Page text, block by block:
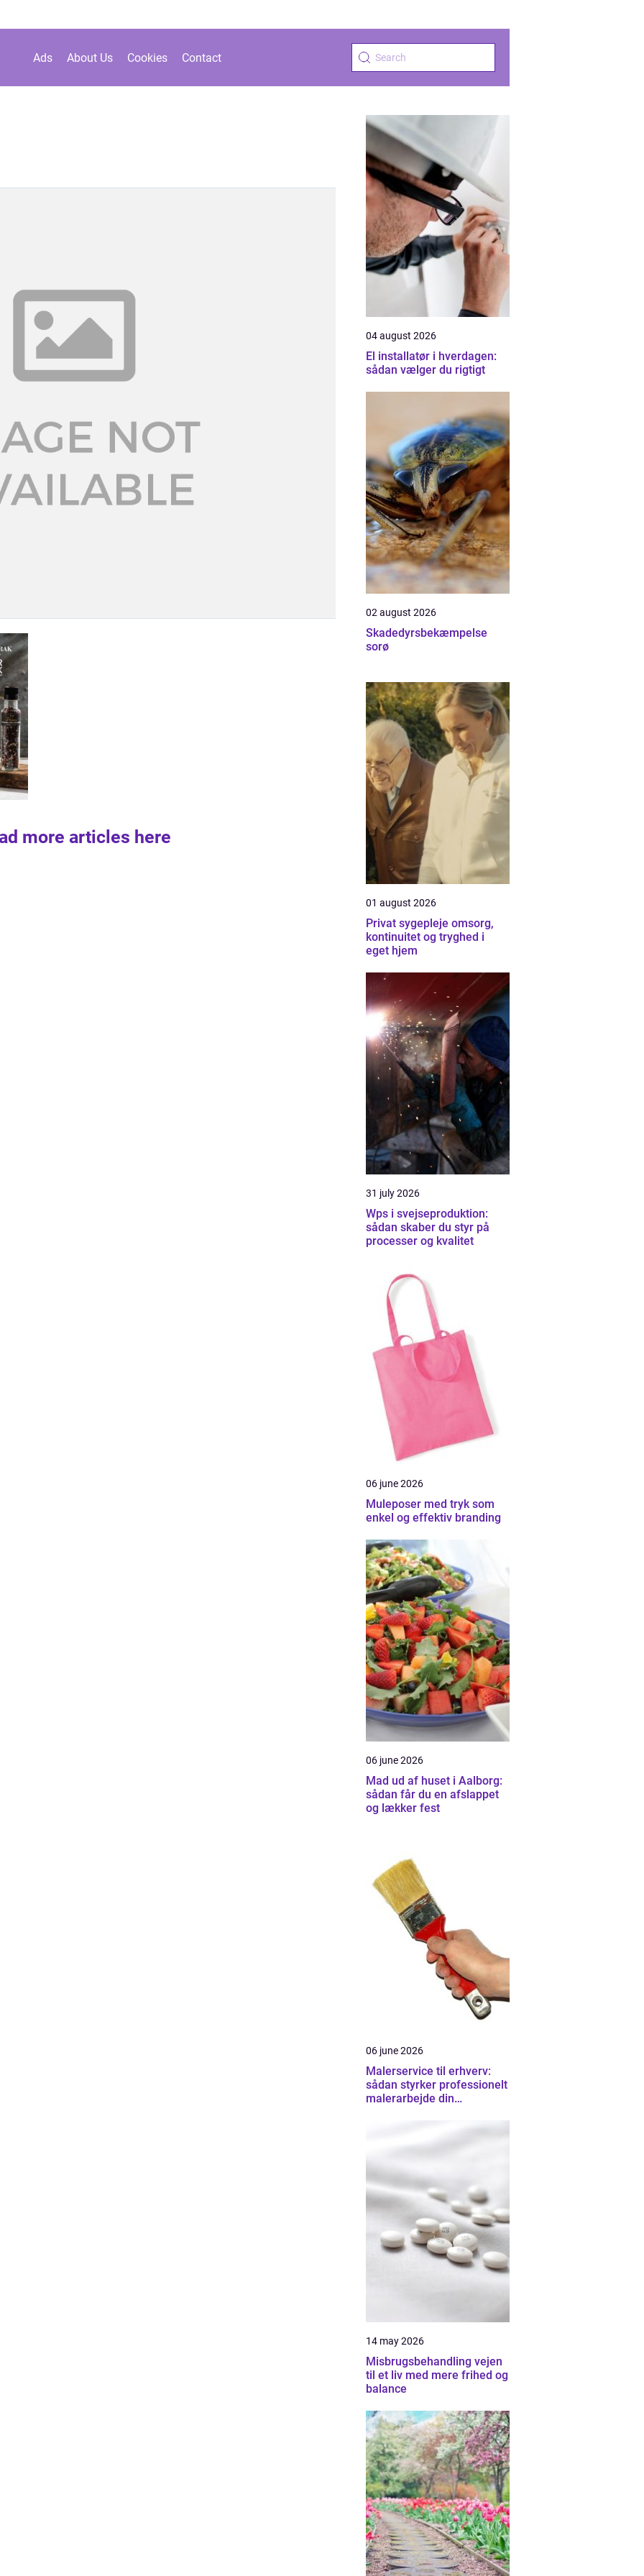
Ads About Us Cookies Contact
more articles here
04 august 2026
El installatør i hverdagen:
sådan vælger du rigtigt
02 august 2026
Skadedyrsbekæmpelse
sorø
01 august 2026
Privat sygepleje omsorg,
kontinuitet og tryghed i
eget hjem
31 july 2026
Wps i svejseproduktion:
sådan skaber du styr på
processer og kvalitet
06 june 2026
Muleposer med tryk som
enkel og effektiv branding
06 june 2026
Mad ud af huset i Aalborg:
sådan får du en afslappet
og lækker fest
06 june 2026
Malerservice til erhverv:
sådan styrker professionelt
malerarbejde din
14 may 2026
Misbrugsbehandling vejen
til et liv med mere frihed og
balance